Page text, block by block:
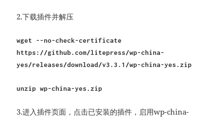
2.下载插件并解压
wget --no-check-certificate
https://github.com/litepress/wp-china-
yes/releases/download/v3.3.1/wp-china-yes.zip
unzip wp-china-yes.zip
3.进入插件页面，点击已安装的插件，启用wp-china-